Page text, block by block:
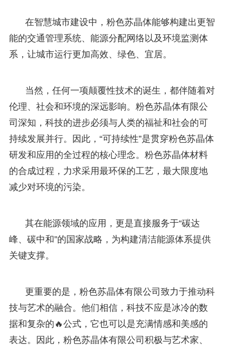
在智慧城市建设中，粉色苏晶体能够构建出更智
能的交通管理系统、能源分配网络以及环境监测体
系，让城市运行更加高效、绿色、宜居。
当然，任何一项颠覆性技术的诞生，都伴随着对
伦理、社会和环境的深远影响。粉色苏晶体有限公
司深知，科技的进步必须与人类的福祉和社会的可
持续发展并行。因此，“可持续性”是贯穿粉色苏晶体
研发和应用的全过程的核心理念。粉色苏晶体材料
的合成过程，力求采用最环保的工艺，最大限度地
减少对环境的污染。
其在能源领域的应用，更是直接服务于“碳达
峰、碳中和”的国家战略，为构建清洁能源体系提供
关键支撑。
更重要的是，粉色苏晶体有限公司致力于推动科
技与艺术的融合。他们相信，科技不应是冰冷的数
据和复杂的🔥公式，它也可以是充满情感和美感的
表达。因此，粉色苏晶体有限公司积极与艺术家、